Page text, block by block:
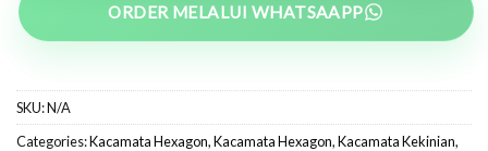
ORDER MELALUI WHATSAAPP
SKU:N/A
Categories:Kacamata Hexagon,Kacamata Hexagon,Kacamata Kekinian,